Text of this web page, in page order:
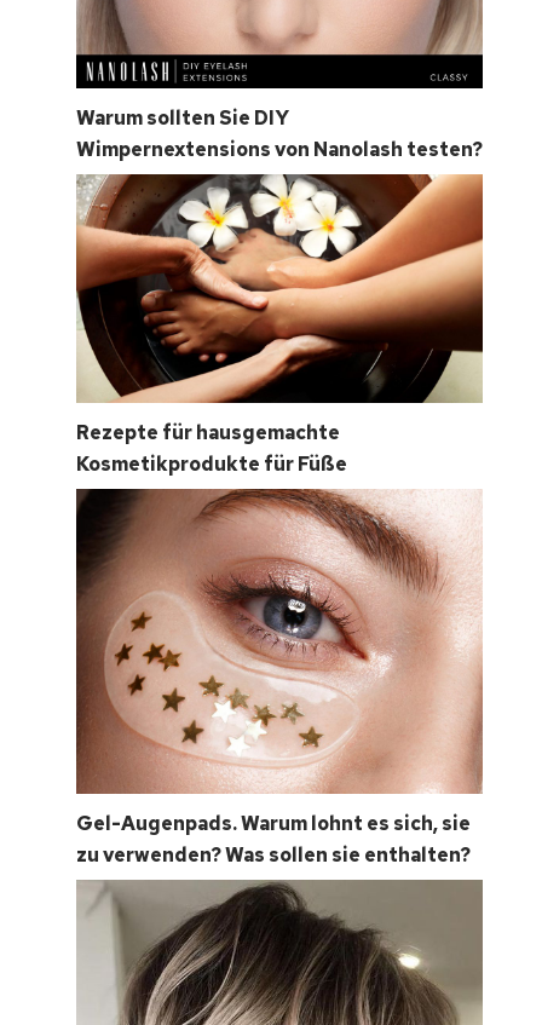
Warum sollten Sie DIY
Wimpernextensions von Nanolash testen?
Rezepte für hausgemachte
Kosmetikprodukte für Füße
Gel-Augenpads. Warum lohnt es sich, sie
zu verwenden? Was sollen sie enthalten?